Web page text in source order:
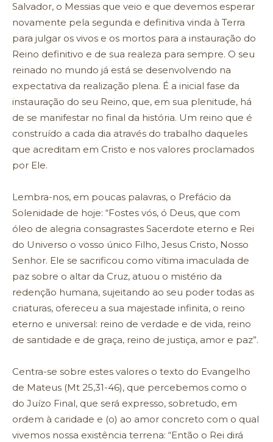
Salvador, o Messias que veio e que devemos esperar
novamente pela segunda e definitiva vinda à Terra
para julgar os vivos e os mortos para a instauração do
Reino definitivo e de sua realeza para sempre. O seu
reinado no mundo já está se desenvolvendo na
expectativa da realização plena. É a inicial fase da
instauração do seu Reino, que, em sua plenitude, há
de se manifestar no final da história. Um reino que é
construído a cada dia através do trabalho daqueles
que acreditam em Cristo e nos valores proclamados
por Ele.
Lembra-nos, em poucas palavras, o Prefácio da
Solenidade de hoje: “Fostes vós, ó Deus, que com
óleo de alegria consagrastes Sacerdote eterno e Rei
do Universo o vosso único Filho, Jesus Cristo, Nosso
Senhor. Ele se sacrificou como vítima imaculada de
paz sobre o altar da Cruz, atuou o mistério da
redenção humana, sujeitando ao seu poder todas as
criaturas, ofereceu a sua majestade infinita, o reino
eterno e universal: reino de verdade e de vida, reino
de santidade e de graça, reino de justiça, amor e paz”.
Centra-se sobre estes valores o texto do Evangelho
de Mateus (Mt 25,31-46), que percebemos como o
do Juízo Final, que será expresso, sobretudo, em
ordem à caridade e (o) ao amor concreto com o qual
vivemos nossa existência terrena: “Então o Rei dirá